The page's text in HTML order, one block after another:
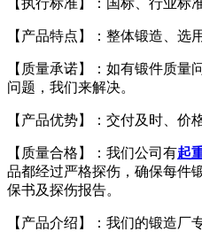
【执行标准】：国标、行业标
【产品特点】：整体锻造、选
【质量承诺】：如有锻件质量
问题，我们来解决。
【产品优势】：交付及时、价
【质量合格】：我们公司有起
品都经过严格探伤，确保每件
保书及探伤报告。
【产品介绍】：我们的锻造厂